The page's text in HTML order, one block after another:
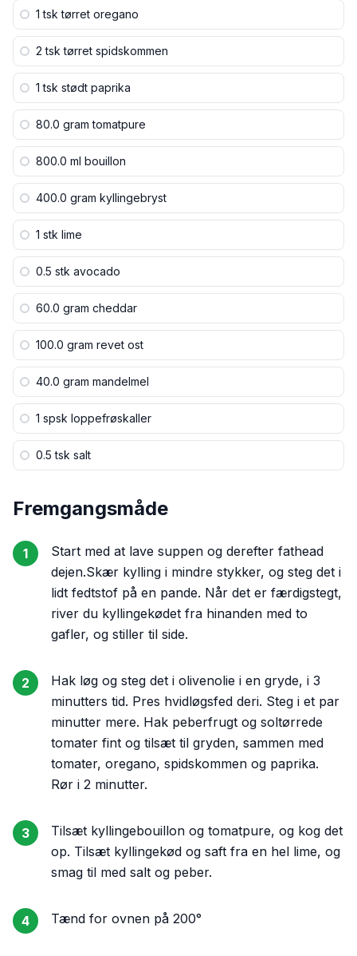
1 tsk tørret oregano
2 tsk tørret spidskommen
1 tsk stødt paprika
80.0 gram tomatpure
800.0 ml bouillon
400.0 gram kyllingebryst
1 stk lime
0.5 stk avocado
60.0 gram cheddar
100.0 gram revet ost
40.0 gram mandelmel
1 spsk loppefrøskaller
0.5 tsk salt
Fremgangsmåde
1
Start med at lave suppen og derefter fathead
dejen.Skær kylling i mindre stykker, og steg det i
lidt fedtstof på en pande. Når det er færdigstegt,
river du kyllingekødet fra hinanden med to
gafler, og stiller til side.
2
Hak løg og steg det i olivenolie i en gryde, i 3
minutters tid. Pres hvidløgsfed deri. Steg i et par
minutter mere. Hak peberfrugt og soltørrede
tomater fint og tilsæt til gryden, sammen med
tomater, oregano, spidskommen og paprika.
Rør i 2 minutter.
3
Tilsæt kyllingebouillon og tomatpure, og kog det
op. Tilsæt kyllingekød og saft fra en hel lime, og
smag til med salt og peber.
4 Tænd for ovnen på 200°